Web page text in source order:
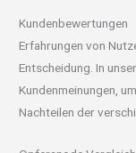
Kundenbewertungen
Erfahrungen von
Entscheidung. In
Kundenmeinungen,
Nachteilen der